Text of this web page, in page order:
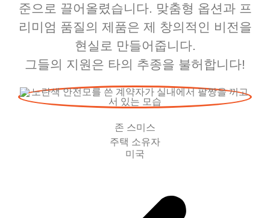
준으로 끌어올렸습니다. 맞춤형 옵션과 프
리미엄 품질의 제품은 제 창의적인 비전을
현실로 만들어줍니다.
그들의 지원은 타의 추종을 불허합니다!
존 스미스
주택 소유자
미국